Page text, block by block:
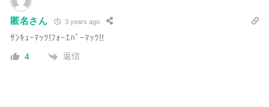
匿名さん 3 years ago
ｻﾝｷｭｰﾏｯﾂ!ﾌｫｰｴﾊﾞｰﾏｯﾂ!!
4 返信